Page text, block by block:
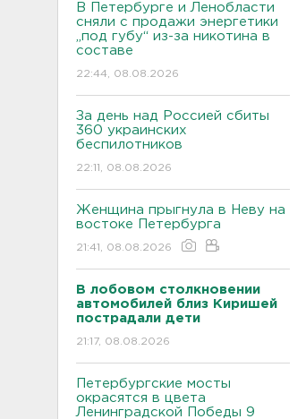
В Петербурге и Ленобласти
сняли с продажи энергетики
„под губу“ из-за никотина в
составе
22:44, 08.08.2026
За день над Россией сбиты
360 украинских
беспилотников
22:11, 08.08.2026
Женщина прыгнула в Неву на
востоке Петербурга
21:41, 08.08.2026
В лобовом столкновении
автомобилей близ Киришей
пострадали дети
21:17, 08.08.2026
Петербургские мосты
окрасятся в цвета
Ленинградской Победы 9